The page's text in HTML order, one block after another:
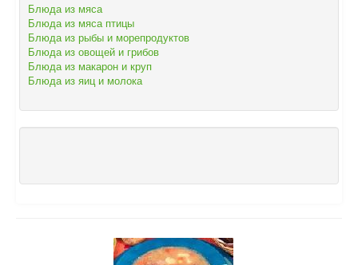
Блюда из мяса
Блюда из мяса птицы
Блюда из рыбы и морепродуктов
Блюда из овощей и грибов
Блюда из макарон и круп
Блюда из яиц и молока